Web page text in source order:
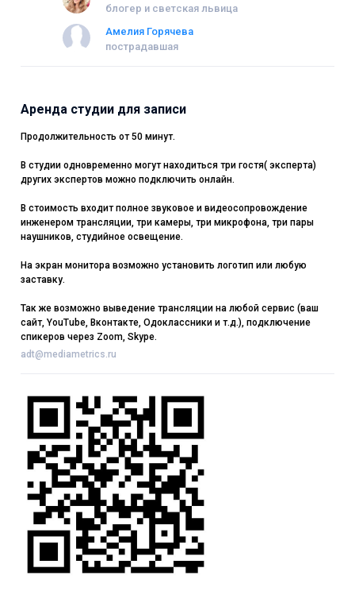
блогер и светская львица
Амелия Горячева
пострадавшая
Аренда студии для записи
Продолжительность от 50 минут.
В студии одновременно могут находиться три гостя( эксперта)
других экспертов можно подключить онлайн.
В стоимость входит полное звуковое и видеосопровождение
инженером трансляции, три камеры, три микрофона, три пары
наушников, студийное освещение.
На экран монитора возможно установить логотип или любую
заставку.
Так же возможно выведение трансляции на любой сервис (ваш
сайт, YouTube, Вконтакте, Одоклассники и т.д.), подключение
спикеров через Zoom, Skype.
adt@mediametrics.ru